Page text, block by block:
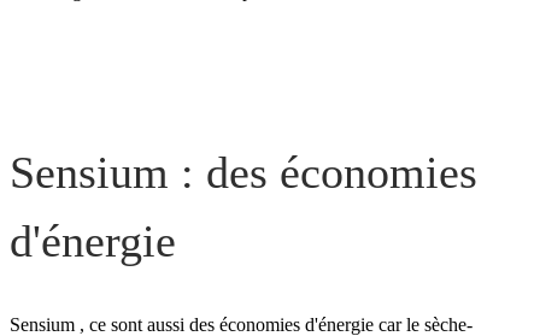
Sensium : des économies
d'énergie
Sensium , ce sont aussi des économies d'énergie car le sèche-